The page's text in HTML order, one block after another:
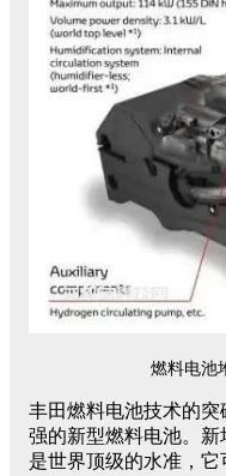
燃料电池
丰田燃料电池技术的
强的新型燃料电池。新
是世界顶级的水准，它